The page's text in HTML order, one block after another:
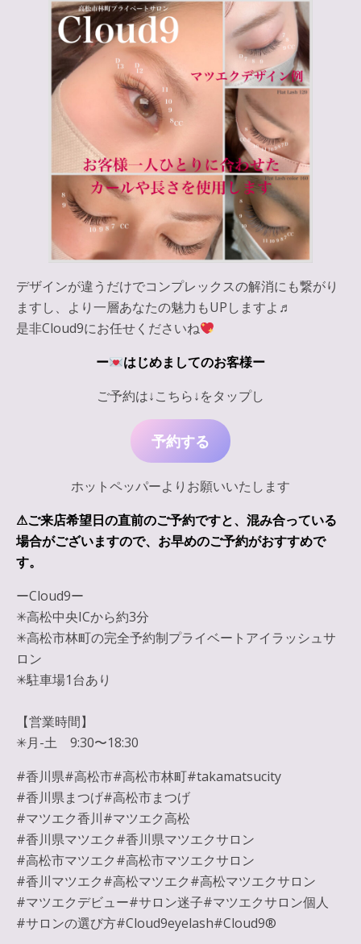
デザインが違うだけでコンプレックスの解消にも繋がり
ますし、より一層あなたの魅力もUPしますよ♬
是非Cloud9にお任せくださいね
ー
はじめましてのお客様ー
ご予約は↓こちら↓をタップし
予約する
ホットペッパーよりお願いいたします
⚠︎ご来店希望日の直前のご予約ですと、混み合っている
場合がございますので、お早めのご予約がおすすめで
す。
ーCloud9ー
✳︎高松中央ICから約3分
✳︎高松市林町の完全予約制プライベートアイラッシュサ
ロン
✳︎駐車場1台あり
【営業時間】
✳︎月-土 9:30〜18:30
#香川県#高松市#高松市林町#takamatsucity
#香川県まつげ#高松市まつげ
#マツエク香川#マツエク高松
#香川県マツエク#香川県マツエクサロン
#高松市マツエク#高松市マツエクサロン
#香川マツエク#高松マツエク#高松マツエクサロン
#マツエクデビュー#サロン迷子#マツエクサロン個人
#サロンの選び方#Cloud9eyelash#Cloud9®︎